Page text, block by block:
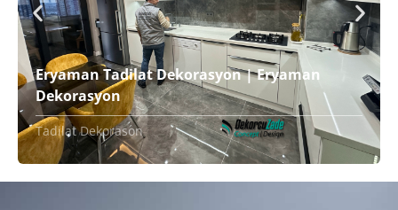
Eryaman Tadilat Dekorasyon | Eryaman
Dekorasyon
Tadilat Dekorason